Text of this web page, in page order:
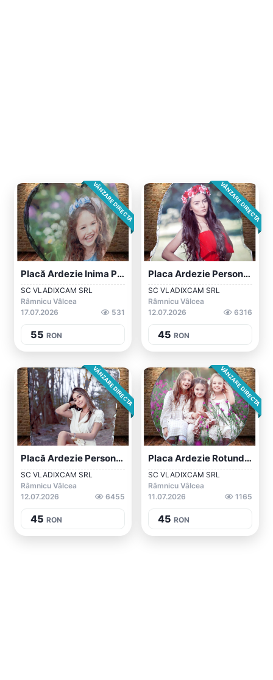
VÂNZARE DIRECTA
Placă Ardezie Inima Personalizata
SC VLADIXCAM SRL
Râmnicu Vâlcea
17.07.2026
531
55 RON
VÂNZARE DIRECTA
Placa Ardezie Personalizata, Piatra SH 0...
SC VLADIXCAM SRL
Râmnicu Vâlcea
12.07.2026
6316
45 RON
VÂNZARE DIRECTA
Placă Ardezie Personalizata, Piatra SH25
SC VLADIXCAM SRL
Râmnicu Vâlcea
12.07.2026
6455
45 RON
VÂNZARE DIRECTA
Placa Ardezie Rotunda Personalizata
SC VLADIXCAM SRL
Râmnicu Vâlcea
11.07.2026
1165
45 RON